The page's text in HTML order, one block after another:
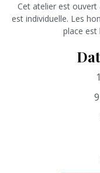
Cet atelier est ouvert
est individuelle. Les
place est